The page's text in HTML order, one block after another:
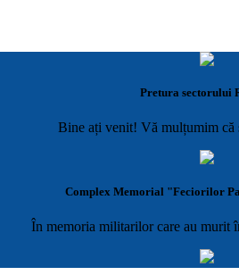
Pretura sectorului
Bine ați venit! Vă mulțumim că
Complex Memorial "Feciorilor
În memoria militarilor care au murit